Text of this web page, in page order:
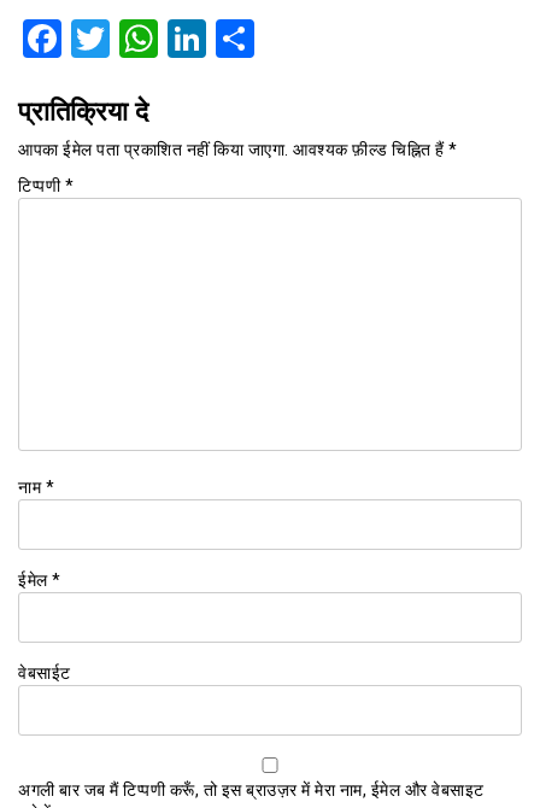
Facebook
TwitterWhatsApp
LinkedIn
प्रातिक्रिया दे
आपका ईमेल पता प्रकाशित नहीं किया जाएगा. आवश्यक फ़ील्ड चिह्नित हैं*
टिप्पणी*
नाम*
ईमेल*
वेबसाईट
अगली बार जब मैं टिप्पणी करूँ, तो इस ब्राउज़र में मेरा नाम, ईमेल और वेबसाइट